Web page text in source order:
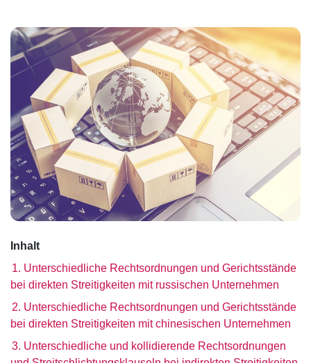
Inhalt
1. Unterschiedliche Rechtsordnungen und Gerichtsstände
bei direkten Streitigkeiten mit russischen Unternehmen
2. Unterschiedliche Rechtsordnungen und Gerichtsstände
bei direkten Streitigkeiten mit chinesischen Unternehmen
3. Unterschiedliche und kollidierende Rechtsordnungen